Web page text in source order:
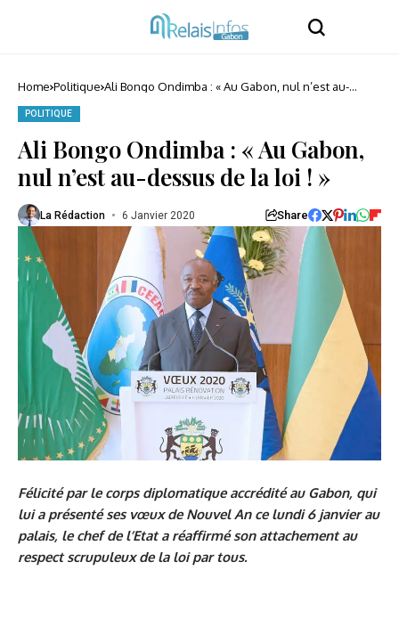
Home Politique Ali Bongo Ondimba : « Au Gabon, nul n’est au-
POLITIQUE
Ali Bongo Ondimba : « Au Gabon,
nul n’est au-dessus de la loi ! »
La Rédaction 6 Janvier 2020 Share
Félicité par le corps diplomatique accrédité au Gabon, qui
lui a présenté ses vœux de Nouvel An ce lundi 6 janvier au
palais, le chef de l’Etat a réaffirmé son attachement au
respect scrupuleux de la loi par tous.